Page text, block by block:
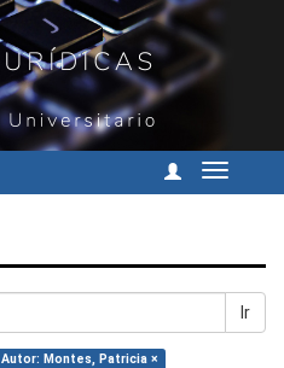
Cambiar
Ir
Autor: Montes, Patricia ×